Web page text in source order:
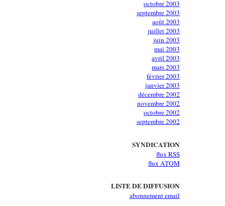
octobre 2003
septembre 2003
août 2003
juillet 2003
juin 2003
mai 2003
avril 2003
mars 2003
février 2003
janvier 2003
décembre 2002
novembre 2002
octobre 2002
septembre 2002
SYNDICATION
flux RSS
flux ATOM
LISTE DE DIFFUSION
abonnement email